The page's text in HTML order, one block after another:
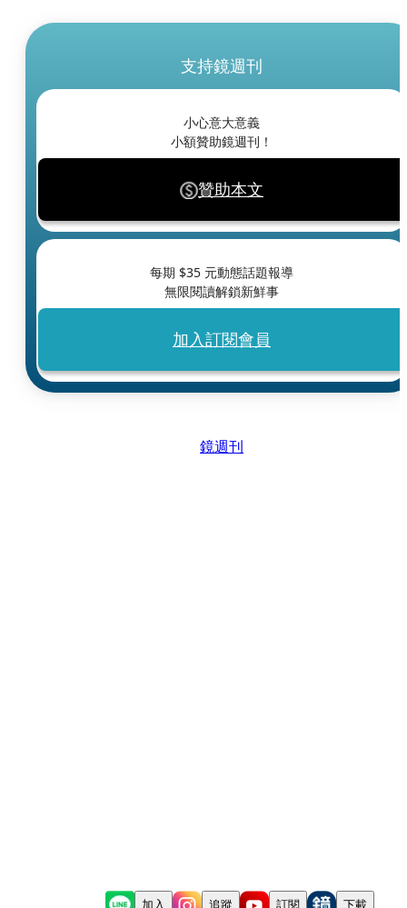
支持鏡週刊
小心意大意義
小額贊助鏡週刊！
贊助本文
每期 $35 元動態話題報導
無限閱讀解鎖新鮮事
加入訂閱會員
鏡週刊
加入 追蹤 訂閱 下載